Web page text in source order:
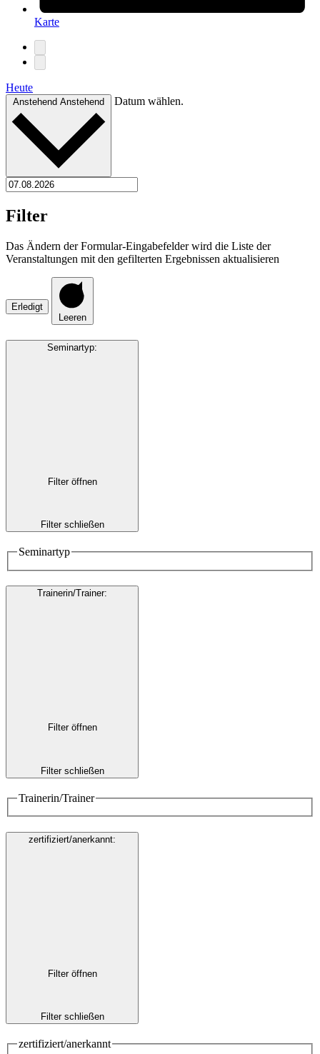
Karte
Heute
Anstehend Anstehend Datum wählen.
Filter
Das Ändern der Formular-Eingabefelder wird die Liste der
Veranstaltungen mit den gefilterten Ergebnissen aktualisieren
Erledigt
Leeren
Seminartyp:
Filter öffnen
Filter schließen
Seminartyp
Trainerin/Trainer:
Filter öffnen
Filter schließen
Trainerin/Trainer
zertifiziert/anerkannt:
Filter öffnen
Filter schließen
zertifiziert/anerkannt